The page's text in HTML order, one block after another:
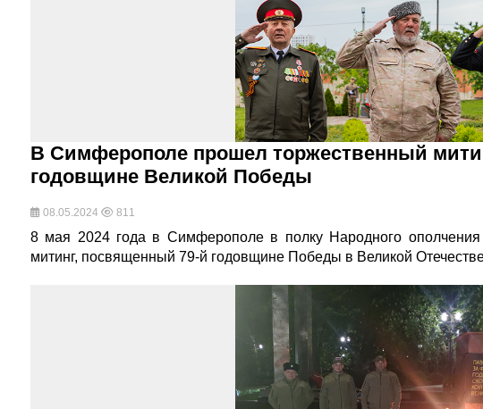
В Симферополе прошел торжественный
годовщине Великой Победы
08.05.2024 811
8 мая 2024 года в Симферополе в полку Народного
митинг, посвященный 79-й годовщине Победы в Великой